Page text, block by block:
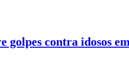
golpes contra idosos